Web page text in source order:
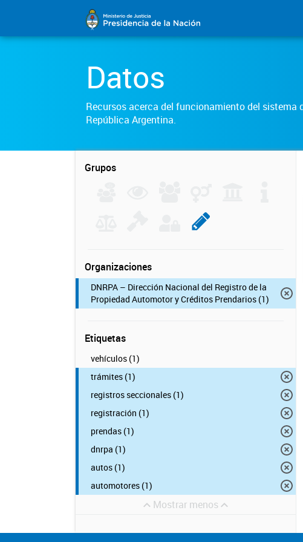
Datos
Recursos acerca del funcionamiento del sistema
República Argentina.
Grupos
Organizaciones
DNRPA – Dirección Nacional del Registro de la
Propiedad Automotor y Créditos Prendarios (1)
Etiquetas
vehículos (1)
trámites (1)
registros seccionales (1)
registración (1)
prendas (1)
dnrpa (1)
autos (1)
automotores (1)
Mostrar menos